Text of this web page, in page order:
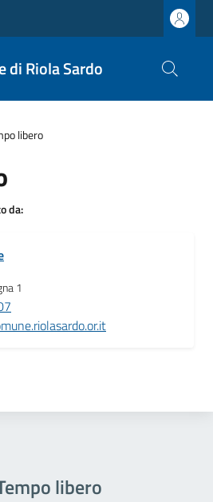
di Riola Sardo
libero
da:
1
libero